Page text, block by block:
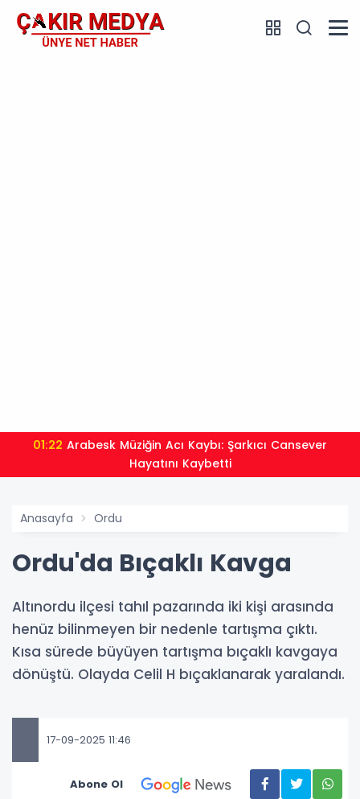
01:22
Hayatını Kaybetti
Anasayfa Ordu
Ordu'da Bıçaklı Kavga
Altınordu ilçesi tahıl pazarında iki kişi arasında
henüz bilinmeyen bir nedenle tartışma çıktı.
Kısa sürede büyüyen tartışma bıçaklı kavgaya
dönüştü. Olayda Celil H bıçaklanarak yaralandı.
17-09-2025 11:46
Abone Ol